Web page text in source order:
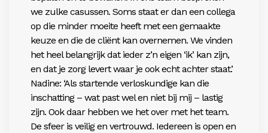
we zulke casussen. Soms staat er dan een collega
op die minder moeite heeft met een gemaakte
keuze en die de cliënt kan overnemen. We vinden
het heel belangrijk dat ieder z’n eigen ‘ik’ kan zijn,
en dat je zorg levertwaar je ook echt achter staat.’
Nadine: ‘Als startende verloskundige kan die
inschatting – wat past wel en niet bij mij – lastig
zijn. Ook daar hebben we het over met het team.
De sfeer is veilig en vertrouwd. Iedereen is open en